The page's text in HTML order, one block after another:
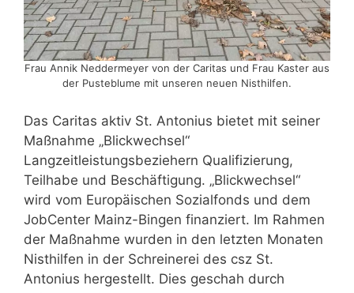
Frau Annik Neddermeyer von der Caritas und Frau Kaster aus
der Pusteblume mit unseren neuen Nisthilfen.
Das Caritas aktiv St. Antonius bietet mit seiner
Maßnahme „Blickwechsel“
Langzeitleistungsbeziehern Qualifizierung,
Teilhabe und Beschäftigung. „Blickwechsel“
wird vom Europäischen Sozialfonds und dem
JobCenter Mainz-Bingen finanziert. Im Rahmen
der Maßnahme wurden in den letzten Monaten
Nisthilfen in der Schreinerei des csz St.
Antonius hergestellt. Dies geschah durch